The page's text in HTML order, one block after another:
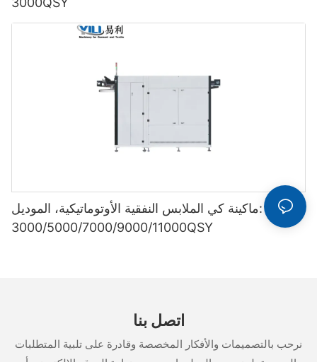
ماكينة كي الملابس النفقية الأوتوماتيكية، الموديل: YL-
3000/5000/7000/9000/11000QSY
اتصل بنا
نرحب بالتصميمات والأفكار المخصصة وقادرة على تلبية المتطلبات